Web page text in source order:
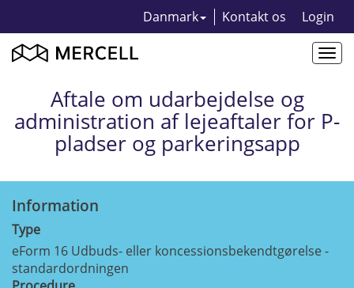
Danmark Kontakt os Login
Aftale om udarbejdelse og
administration af lejeaftaler for P-
pladser og parkeringsapp
Information
Type
eForm 16 Udbuds- eller koncessionsbekendtgørelse -
standardordningen